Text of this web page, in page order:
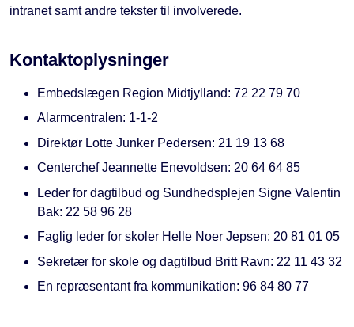
intranet samt andre tekster til involverede.
Kontaktoplysninger
Embedslægen Region Midtjylland: 72 22 79 70
Alarmcentralen: 1-1-2
Direktør Lotte Junker Pedersen: 21 19 13 68
Centerchef Jeannette Enevoldsen: 20 64 64 85
Leder for dagtilbud og Sundhedsplejen Signe Valentin
Bak: 22 58 96 28
Faglig leder for skoler Helle Noer Jepsen: 20 81 01 05
Sekretær for skole og dagtilbud Britt Ravn: 22 11 43 32
En repræsentant fra kommunikation: 96 84 80 77